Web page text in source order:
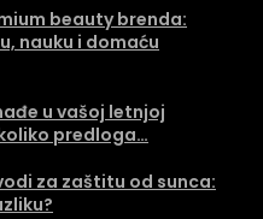
beauty brenda:
nauku i domaću
u vašoj letnjoj
predloga…
za zaštitu od sunca: